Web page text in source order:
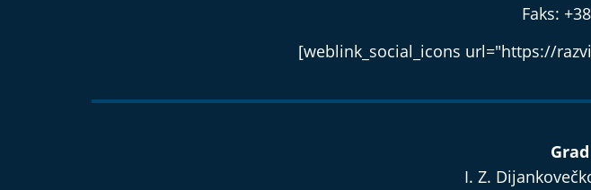
Faks:
[weblink_social_icons url="https://
I. Z.